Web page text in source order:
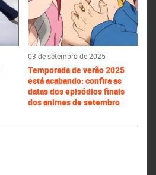
03 de setembro de 2025
Temporada de verão 2025
está acabando: confira as
datas dos episódios finais
dos animes de setembro